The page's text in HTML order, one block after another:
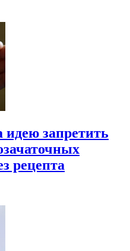
идею запретить
рецепта